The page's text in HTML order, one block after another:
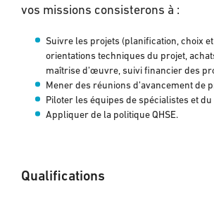
vos missions consisterons à :
Suivre les projets (planification, choix
orientations techniques du projet,
maîtrise d’œuvre, suivi financier des
Mener des réunions d’avancement de
Piloter les équipes de spécialistes et du
Appliquer de la politique QHSE.
Qualifications